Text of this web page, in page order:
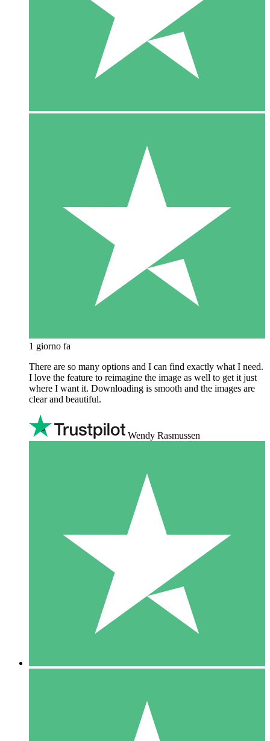
1 giorno fa
There are so many options and I can find exactly what I need.
I love the feature to reimagine the image as well to get it just
where I want it. Downloading is smooth and the images are
clear and beautiful.
Wendy Rasmussen